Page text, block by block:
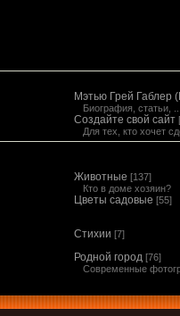
Мэтью Грей Габлер
Биография, статьи,
Создайте свой сайт
Для тех, кто хочет
Животные [137]
Кто в доме хозяин?
Цветы садовые [55]
Стихии [7]
Родной город [76]
Современные